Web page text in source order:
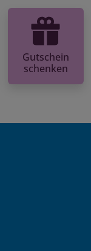
Gutschein
schenken